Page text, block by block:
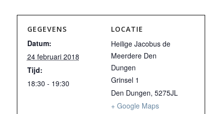
GEGEVENS
Datum:
24 februari 2018
Tijd:
18:30 - 19:30
LOCATIE
Heilige Jacobus de
Meerdere Den
Dungen
Grinsel 1
Den Dungen, 5275JL
+ Google Maps